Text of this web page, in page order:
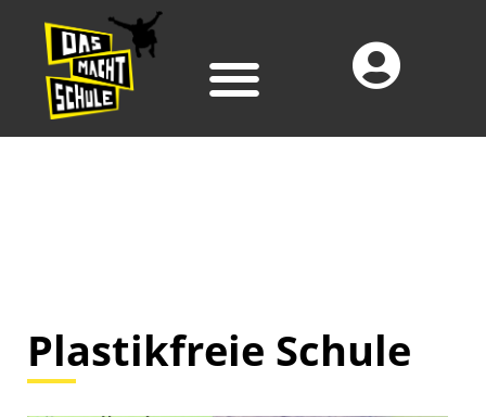
Plastikfreie Schule